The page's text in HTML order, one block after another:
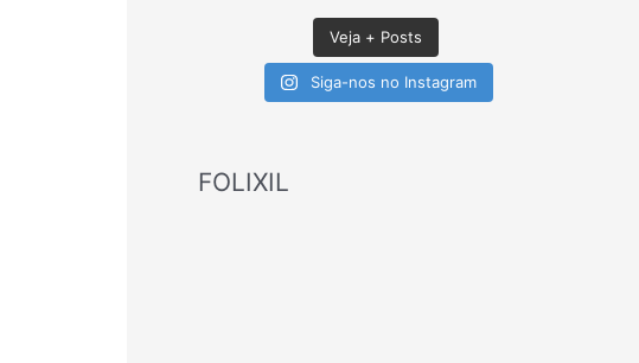
Veja + Posts
Siga-nos no Instagram
FOLIXIL